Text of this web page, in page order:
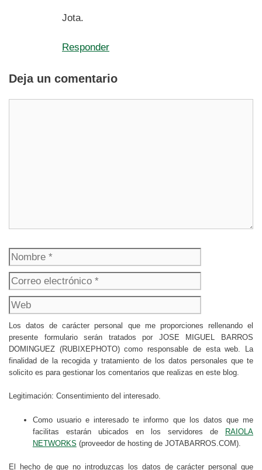
Jota.
Responder
Deja un comentario
Nombre
electrónico
Los datos de carácter personal que me proporciones rellenando el
presente formulario serán tratados por JOSE MIGUEL BARROS
DOMINGUEZ (RUBIXEPHOTO) como responsable de esta web. La
finalidad de la recogida y tratamiento de los datos personales que te
solicito es para gestionar los comentarios que realizas en este blog.
Legitimación: Consentimiento del interesado.
Como usuario e interesado te informo que los datos que me
facilitas estarán ubicados en los servidores de
RAIOLA
NETWORKS (proveedor de hosting de JOTABARROS.COM).
El hecho de que no introduzcas los datos de carácter personal que